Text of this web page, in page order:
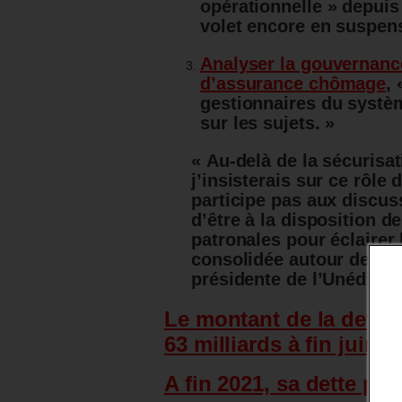
opérationnelle » depuis
volet encore en
Analyser la
d’assurance chômage,
gestionnaires du
sur les sujets. »
« Au-delà de la
j’insisterais sur ce rôle
participe pas aux
d’être à la disposition
patronales pour éclairer
consolidée autour de ce
présidente de l’Unédic.
Le montant de la dette
63 milliards à fin juin
A fin 2021, sa dette